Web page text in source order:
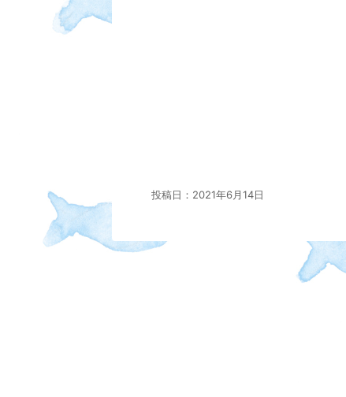
投稿日： 2021年6月14日